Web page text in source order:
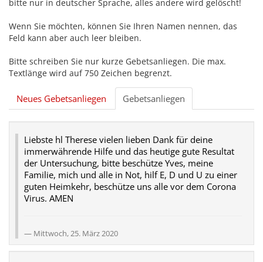
bitte nur in deutscher Sprache, alles andere wird gelöscht!
Wenn Sie möchten, können Sie Ihren Namen nennen, das
Feld kann aber auch leer bleiben.
Bitte schreiben Sie nur kurze Gebetsanliegen. Die max.
Textlänge wird auf 750 Zeichen begrenzt.
Neues Gebetsanliegen Gebetsanliegen
Liebste hl Therese vielen lieben Dank für deine
immerwährende Hilfe und das heutige gute Resultat
der Untersuchung, bitte beschütze Yves, meine
Familie, mich und alle in Not, hilf E, D und U zu einer
guten Heimkehr, beschütze uns alle vor dem Corona
Virus. AMEN
Mittwoch, 25. März 2020